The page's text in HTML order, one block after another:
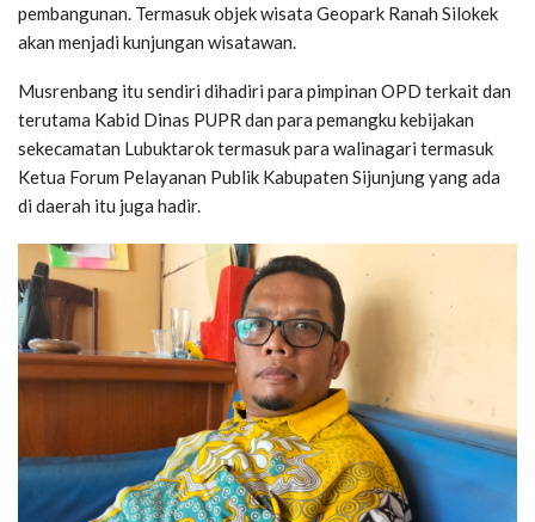
pembangunan. Termasuk objek wisata Geopark Ranah Silokek
akan menjadi kunjungan wisatawan.
Musrenbang itu sendiri dihadiri para pimpinan OPD terkait dan
terutama Kabid Dinas PUPR dan para pemangku kebijakan
sekecamatan Lubuktarok termasuk para walinagari termasuk
Ketua Forum Pelayanan Publik Kabupaten Sijunjung yang ada
di daerah itu juga hadir.